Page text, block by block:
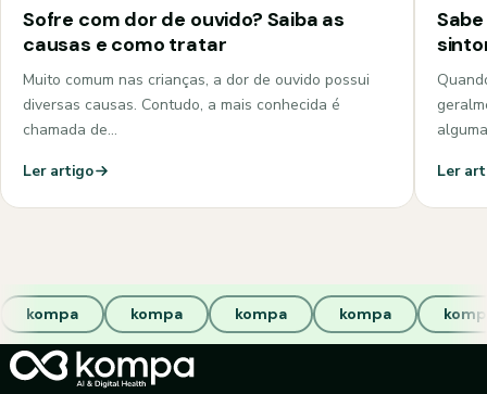
Sofre com dor de ouvido? Saiba as
causas e como tratar
Muito comum nas crianças, a dor de ouvido possui
diversas causas. Contudo, a mais conhecida é
chamada de…
Ler artigo
Ler
kompa kompa kompa kompa